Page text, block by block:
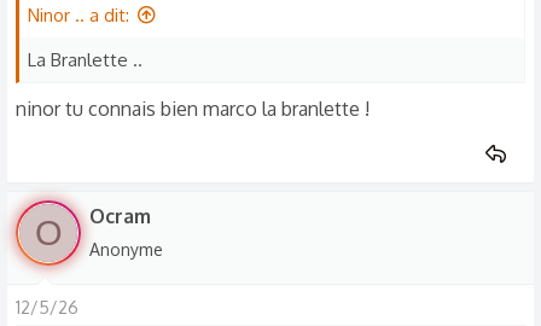
Ninor .. a dit:
La Branlette ..
ninor tu connais bien marco la branlette !
O Ocram
Anonyme
12/5/26